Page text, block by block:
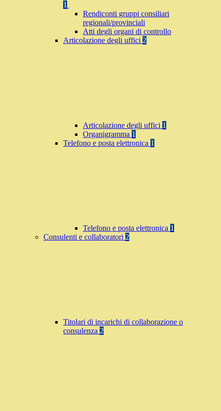
1
Rendiconti gruppi consiliari
regionali/provinciali
Atti degli organi di controllo
Articolazione degli uffici 2
Articolazione degli uffici 1
Organigramma 1
Telefono e posta elettronica 1
Telefono e posta elettronica 1
Consulenti e collaboratori 2
Titolari di incarichi di collaborazione o
consulenza 2